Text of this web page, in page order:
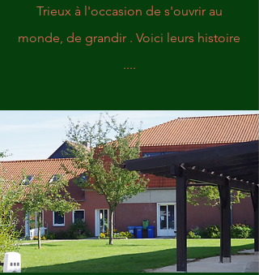
Trieux à l'occasion de s'ouvrir au
monde, de grandir . Voici leurs histoire
....